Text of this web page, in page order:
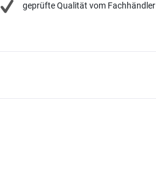
geprüfte Qualität vom Fachhändler